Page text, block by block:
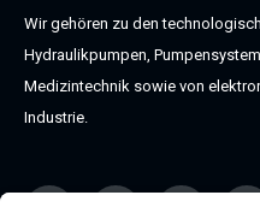
Wir gehören zu den
Hydraulikpumpen,
Medizintechnik sowie von
Industrie.
a
n
i
i